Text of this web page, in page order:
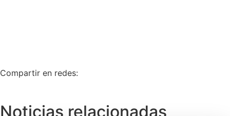
Compartir en redes:
Noticias relacionadas